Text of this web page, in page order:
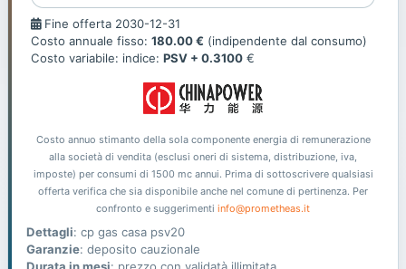
Fine
offerta
Fine offerta 2030-12-31
Costo annuale fisso: 180.00 € (indipendente dal consumo)
Costo variabile: indice: PSV + 0.3100 €
Costo annuo stimanto della sola componente energia di remunerazione
alla società di vendita (esclusi oneri di sistema, distribuzione, iva,
imposte) per consumi di 1500 mc annui. Prima di sottoscrivere qualsiasi
offerta verifica che sia disponibile anche nel comune di pertinenza. Per
confronto e suggerimenti info@prometheas.it
Dettagli: cp gas casa psv20
Garanzie: deposito cauzionale
Durata in mesi: prezzo con validatà illimitata